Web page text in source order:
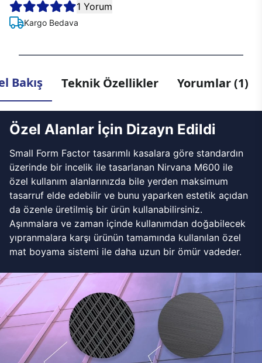
1 Yorum
Kargo Bedava
Bakış Teknik Özellikler Yorumlar (1)
Özel Alanlar İçin Dizayn Edildi
Small Form Factor tasarımlı kasalara göre standardın
üzerinde bir incelik ile tasarlanan Nirvana M600 ile
özel kullanım alanlarınızda bile yerden maksimum
tasarruf elde edebilir ve bunu yaparken estetik açıdan
da özenle üretilmiş bir ürün kullanabilirsiniz.
Aşınmalara ve zaman içinde kullanımdan doğabilecek
yıpranmalara karşı ürünün tamamında kullanılan özel
mat boyama sistemi ile daha uzun bir ömür vadeder.